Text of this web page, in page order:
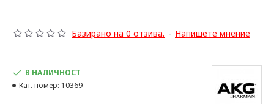
Базирано на 0 отзива. - Напишете мнение
В НАЛИЧНОСТ
Кат. номер: 10369